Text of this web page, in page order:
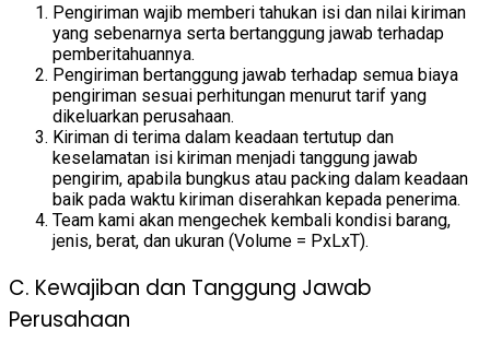
Pengiriman wajib memberi tahukan isi dan nilai kiriman
yang sebenarnya serta bertanggung jawab terhadap
pemberitahuannya.
Pengiriman bertanggung jawab terhadap semua biaya
pengiriman sesuai perhitungan menurut tarif yang
dikeluarkan perusahaan.
Kiriman di terima dalam keadaan tertutup dan
keselamatan isi kiriman menjadi tanggung jawab
pengirim, apabila bungkus atau packing dalam keadaan
baik pada waktu kiriman diserahkan kepada penerima.
Team kami akan mengechek kembali kondisi barang,
jenis, berat, dan ukuran (Volume = PxLxT).
C. Kewajiban dan Tanggung Jawab
Perusahaan